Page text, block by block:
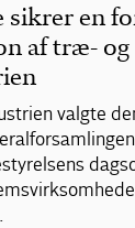
sikrer en
af træ- og
valgte